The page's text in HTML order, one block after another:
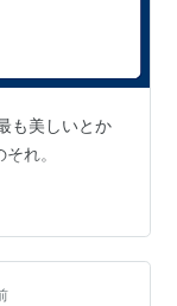
も美しいとか
れ。